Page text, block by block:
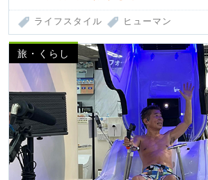
ライフスタイル ヒューマン
旅・くらし